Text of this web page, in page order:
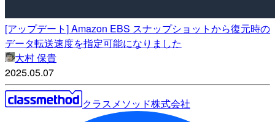
[アップデート] Amazon EBS スナップショットから復元時の
データ転送速度を指定可能になりました
大村 保貴
2025.05.07
クラスメソッド株式会社